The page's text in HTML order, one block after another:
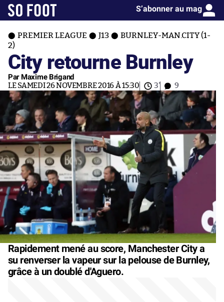
S’abonner au mag
PREMIER LEAGUE J13
BURNLEY-MAN.CITY (1-
2)
City retourne Burnley
Par Maxime Brigand
LE SAMEDI 26 NOVEMBRE 2016 À 15:30 3' 9
Rapidement mené au score, Manchester City a
su renverser la vapeur sur la pelouse de Burnley,
grâce à un doublé d'Aguero.